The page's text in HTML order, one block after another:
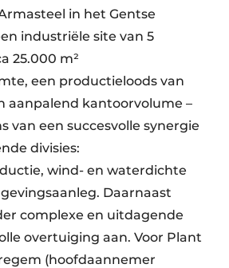
in het Gentse
industriële site van 5
25.000 m²
een productieloods van
aanpalend kantoorvolume –
van een succesvolle synergie
divisies:
wind- en waterdichte
Daarnaast
complexe en uitdagende
overtuiging aan. Voor Plant
(hoofdaannemer